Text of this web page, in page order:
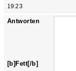
19:23
Antworten
[b]Fett[/b]